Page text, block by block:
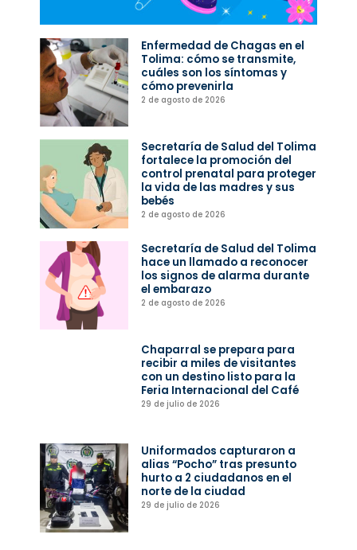
Enfermedad de Chagas en el
Tolima: cómo se transmite,
cuáles son los síntomas y
cómo prevenirla
2 de agosto de 2026
Secretaría de Salud del Tolima
fortalece la promoción del
control prenatal para proteger
la vida de las madres y sus
bebés
2 de agosto de 2026
Secretaría de Salud del Tolima
hace un llamado a reconocer
los signos de alarma durante
el embarazo
2 de agosto de 2026
Chaparral se prepara para
recibir a miles de visitantes
con un destino listo para la
Feria Internacional del Café
29 de julio de 2026
Uniformados capturaron a
alias “Pocho” tras presunto
hurto a 2 ciudadanos en el
norte de la ciudad
29 de julio de 2026